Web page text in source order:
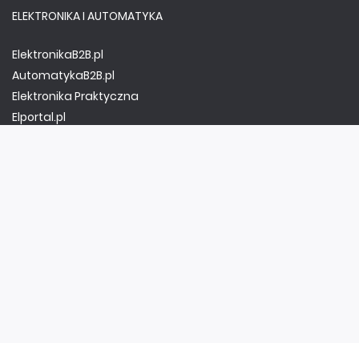
ELEKTRONIKA I AUTOMATYKA
ElektronikaB2B.pl
AutomatykaB2B.pl
Elektronika Praktyczna
Elportal.pl